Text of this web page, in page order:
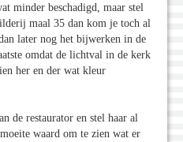
minder beschadigd, maar stel
maal 35 dan kom je toch al
later nog het bijwerken in de
omdat de lichtval in de kerk
her en der wat kleur
de restaurator en stel haar al
waard om te zien wat er